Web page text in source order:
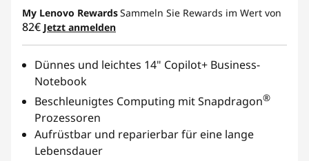
My Lenovo RewardsSammeln Sie Rewards im Wert von
82€ Jetzt anmelden
Dünnes und leichtes 14" Copilot+ Business-
Notebook
Beschleunigtes Computing mit Snapdragon®
Prozessoren
Aufrüstbar und reparierbar für eine lange
Lebensdauer